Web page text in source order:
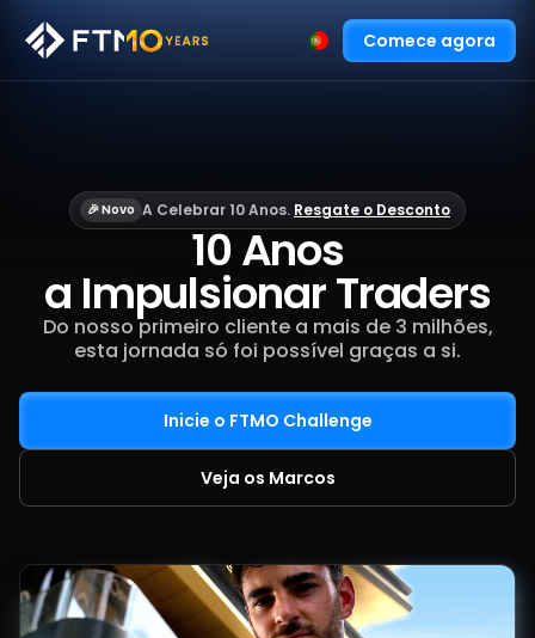
Comece agora
🎉 Novo A Celebrar 10 Anos. Resgate o Desconto
10 Anos
a Impulsionar Traders
Do nosso primeiro cliente a mais de 3 milhões,
esta jornada só foi possível graças a si.
Inicie o FTMO Challenge
Veja os Marcos